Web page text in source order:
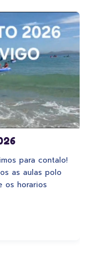
para contalo!
as aulas polo
os horarios